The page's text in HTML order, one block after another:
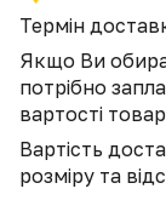
Термін
Якщо Ви
потрібно
вартості
Вартість
розміру та